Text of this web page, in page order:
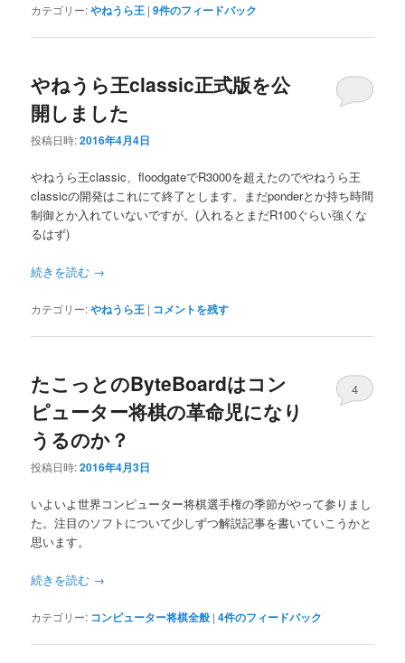
カテゴリー:やねうら王 |9件のフィードバック
やねうら王classic正式版を公
開しました
投稿日時:2016年4月4日
やねうら王classic、floodgateでR3000を超えたのでやねうら王
classicの開発はこれにて終了とします。まだponderとか持ち時間
制御とか入れていないですが。(入れるとまだR100ぐらい強くな
るはず)
続きを読む →
カテゴリー:やねうら王 | コメントを残す
たこっとのByteBoardはコン
ピューター将棋の革命児になり
うるのか？
投稿日時:2016年4月3日
4
いよいよ世界コンピューター将棋選手権の季節がやって参りまし
た。注目のソフトについて少しずつ解説記事を書いていこうかと
思います。
続きを読む →
カテゴリー: コンピューター将棋全般 |4件のフィードバック